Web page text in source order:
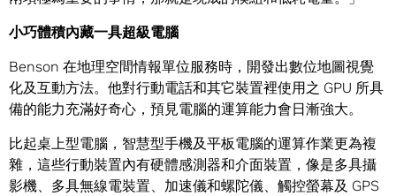
小巧體積內藏一具超級電腦
Benson 在地理空間情報單位服務時，開發出數位地圖視覺
化及互動方法。他對行動電話和其它裝置裡使用之 GPU 所具
備的能力充滿好奇心，預見電腦的運算能力會日漸強大。
比起桌上型電腦，智慧型手機及平板電腦的運算作業更為複
雜，這些行動裝置內有硬體感測器和介面裝置，像是多具攝
影機、多具無線電裝置、加速儀和螺陀儀、觸控螢幕及 GPS